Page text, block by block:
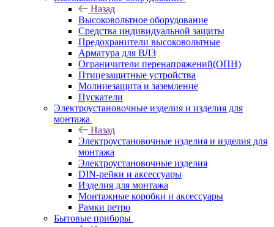
Назад
Высоковольтное оборудование
Средства индивидуальной защиты
Предохранители высоковольтные
Арматура для ВЛЗ
Ограничители перенапряжений(ОПН)
Птицезащитные устройства
Молниезащита и заземление
Пускатели
Электроустановочные изделия и изделия для
монтажа
Назад
Электроустановочные изделия и изделия для
монтажа
Электроустановочные изделия
DIN-рейки и аксессуары
Изделия для монтажа
Монтажные коробки и аксессуары
Рамки ретро
Бытовые приборы